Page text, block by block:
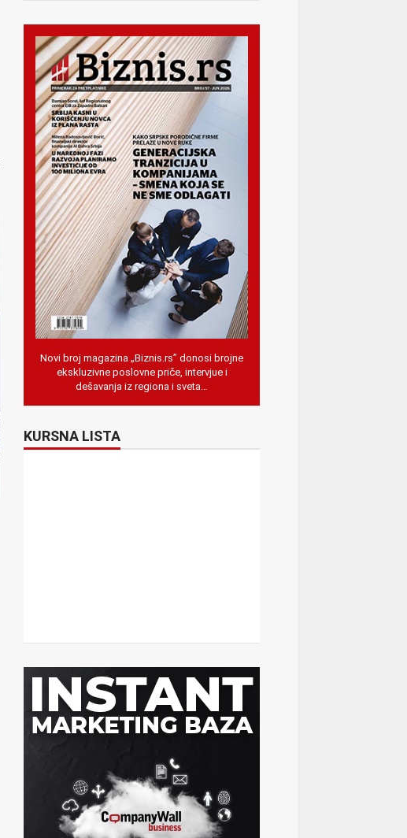
Novi broj magazina „Biznis.rs” donosi brojne
ekskluzivne poslovne priče, intervjue i
dešavanja iz regiona i sveta…
KURSNA LISTA